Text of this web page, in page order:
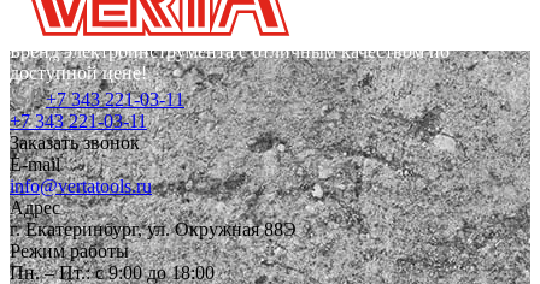
Бренд электроинструмента с отличным качеством по
доступной цене!
+7 343 221-03-11
+7 343 221-03-11
Заказать звонок
E-mail
info@vertatools.ru
Адрес
г. Екатеринбург, ул. Окружная 88Э
Режим работы
Пн. – Пт.: с 9:00 до 18:00